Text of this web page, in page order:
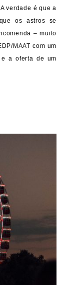
verdade é que a
os astros se
– muito
MAAT com um
a oferta de um